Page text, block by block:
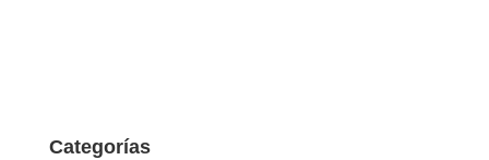
Categorías